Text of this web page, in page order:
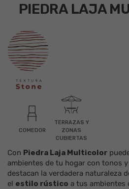
PIEDRA LAJA
COMEDOR
TERRAZAS Y
ZONAS
CUBIERTAS
Con Piedra Laja Multicolor
ambientes de tu hogar con tonos
destacan la verdadera naturaleza
el estilo rústico a tus ambientes